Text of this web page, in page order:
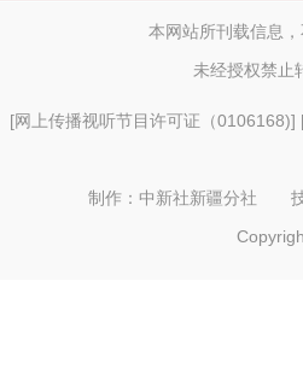
本网站所刊载信息
未经授权禁止
[网上传播视听节目许可证（0106168)]
制作：中新社新疆分社